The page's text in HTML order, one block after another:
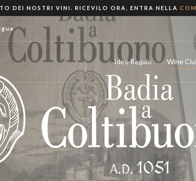
DEI NOSTRI VINI. RICEVILO ORA, ENTRA NELLA
Idee Regalo Wine